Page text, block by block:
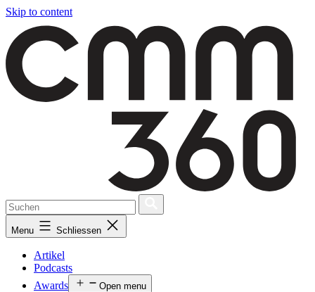
Skip to content
Menu Schliessen
Artikel
Podcasts
Awards
Open menu